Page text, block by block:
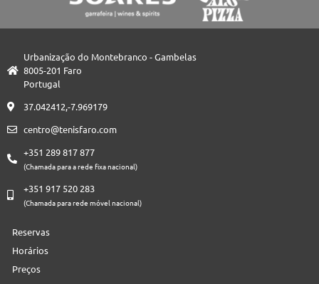
Urbanização do Montebranco - Gambelas
8005-201 Faro
Portugal
37.042412,-7.969179
centro@tenisfaro.com
+351 289 817 877
(Chamada para a rede fixa nacional)
+351 917 520 283
(Chamada para rede móvel nacional)
Reservas
Horários
Preços